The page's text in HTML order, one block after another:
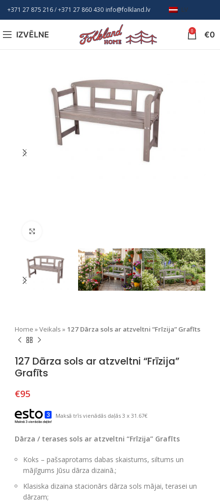
+371 27 875 216/ +371 27 860 430 info@folkland.lv LV
IZVĒLNE 0 €0
Home »Veikals » 127 Dārza sols ar atzveltni “Frīzija” Grafīts
127 Dārza sols ar atzveltni “Frīzija”
Grafīts
€95
Maksā trīs vienādās daļās 3 x 31.67€
Dārza / terases sols ar atzveltni “Frīzija” Grafīts
Koks – pašsaprotams dabas skaistums, siltums un
mājīgums Jūsu dārza dizainā.;
Klasiska dizaina stacionārs dārza sols mājai, terasei un
dārzam;